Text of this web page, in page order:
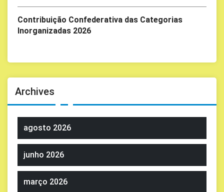
Contribuição Confederativa das Categorias
Inorganizadas 2026
Archives
agosto 2026
junho 2026
março 2026